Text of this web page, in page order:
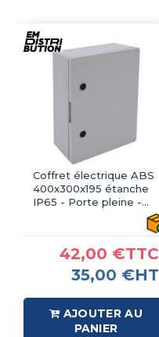
Coffret électrique ABS
400x300x195 étanche
IP65 - Porte pleine -
42,00 €TTC
35,00 €HT
AJOUTER AU
PANIER